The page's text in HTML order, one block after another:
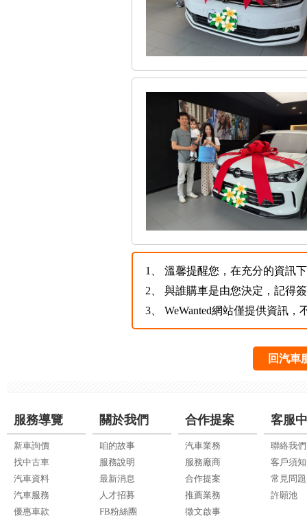
1、
溫馨提醒您，在充分的資訊
2、
與誰購車是由您決定，記得
3、
WeWanted網站僅提供資訊
回汽車
服務導覽
新車詢價
找中古車
汽車資料
汽車服務
優惠車款
關於我們
咱的故事
服務說明
最新消息
人才招募
FB粉絲團
合作提案
汽車業務
服務廠商
合作提案
推薦業務
徵文啟事
客服
聯絡我們
客戶須知
常見問題
許願池